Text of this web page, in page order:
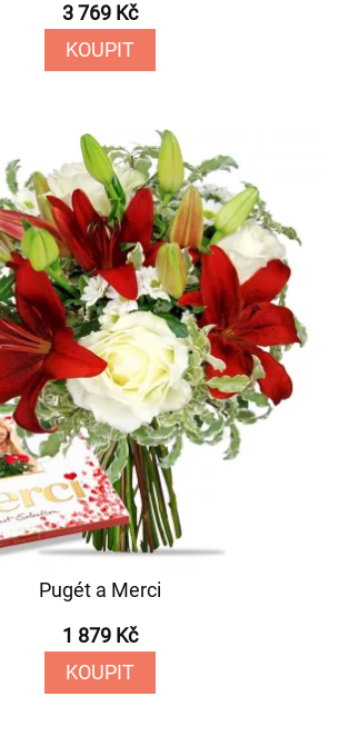
3 769 Kč
KOUPIT
Pugét a Merci
1 879 Kč
KOUPIT